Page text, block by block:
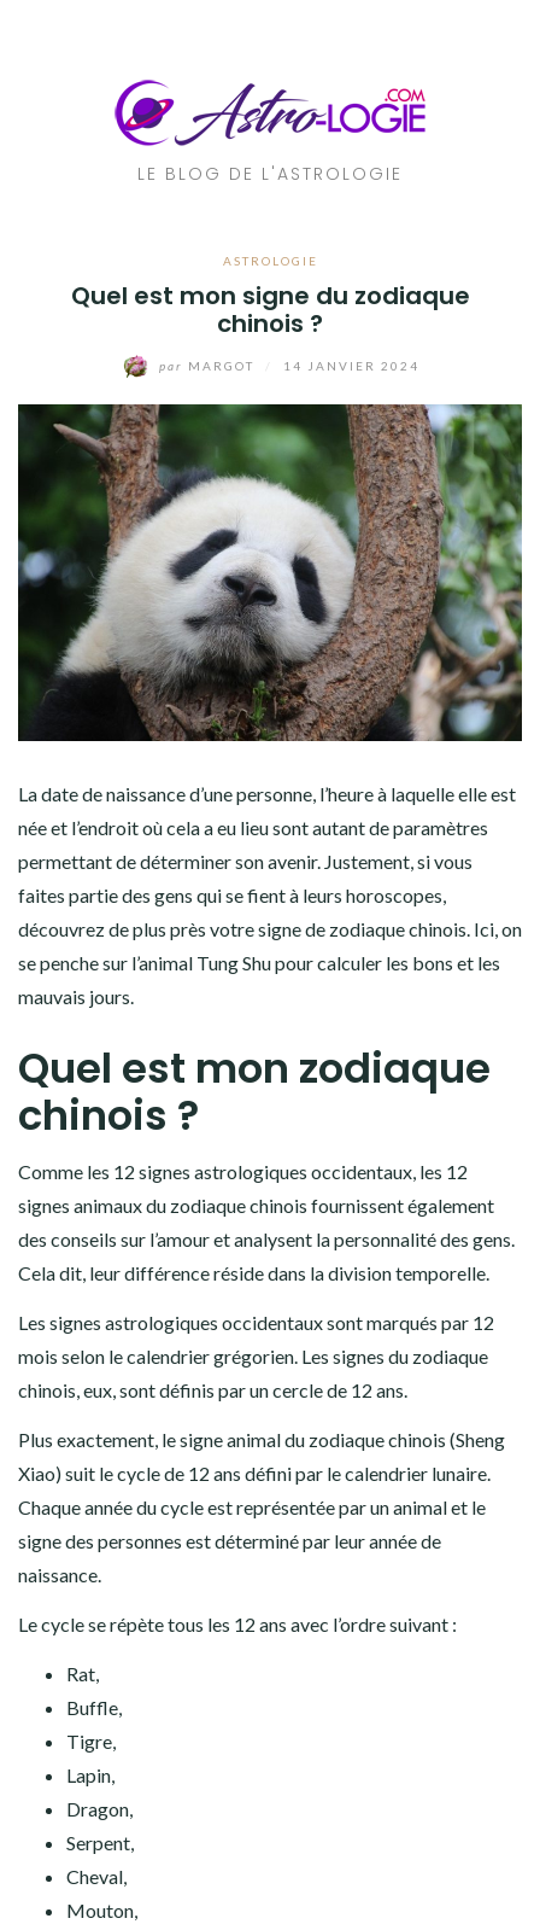
LE BLOG DE L'ASTROLOGIE
ASTROLOGIE
Quel est mon signe du zodiaque
chinois ?
par MARGOT 14 JANVIER 2024
La date de naissance d’une personne, l’heure à laquelle elle est
née et l’endroit où cela a eu lieu sont autant de paramètres
permettant de déterminer son avenir. Justement, si vous
faites partie des gens qui se fient à leurs horoscopes,
découvrez de plus près votre signe de zodiaque chinois. Ici, on
se penche sur l’animal Tung Shu pour calculer les bons et les
mauvais jours.
Quel est mon zodiaque
chinois ?
Comme les 12 signes astrologiques occidentaux, les 12
signes animaux du zodiaque chinois fournissent également
des conseils sur l’amour et analysent la personnalité des gens.
Cela dit, leur différence réside dans la division temporelle.
Les signes astrologiques occidentaux sont marqués par 12
mois selon le calendrier grégorien. Les signes du zodiaque
chinois, eux, sont définis par un cercle de 12 ans.
Plus exactement, le signe animal du zodiaque chinois (Sheng
Xiao) suit le cycle de 12 ans défini par le calendrier lunaire.
Chaque année du cycle est représentée par un animal et le
signe des personnes est déterminé par leur année de
naissance.
Le cycle se répète tous les 12 ans avec l’ordre suivant :
Rat,
Buffle,
Tigre,
Lapin,
Dragon,
Serpent,
Cheval,
Mouton,